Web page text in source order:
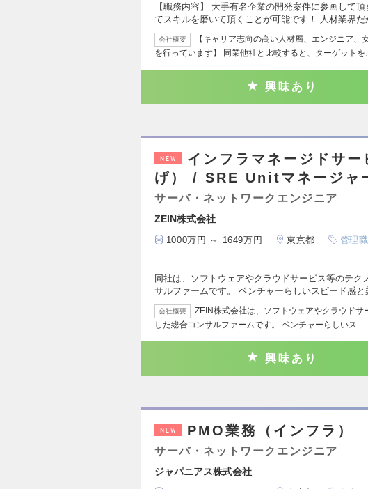
【職務内容】 大手有名企業の開発案件に参画して
てスキルを磨いて頂くことが可能です！ 人材業界だ
会社概要
【キャリア志向の高い人材層、エンジニア、
を行っています】 同業他社と比較すると、ターゲット
興味あり
NEW
インフラマネージドサ
げ） / SRE Unitマネージャ
サーバ・ネットワークエンジニア
ZEIN株式会社
1000万円 ～ 1649万円 東京都 管理
同社は、ソフトウェアやクラウドサービス等のテク
サルファームです。 ベンチャーらしいスピード感と
会社概要
ZEIN株式会社は、ソフトウェアやクラウドサ
した総合コンサルファームです。 ベンチャーらしいス…
興味あり
NEW PMO業務（インフラ）
サーバ・ネットワークエンジニア
ジャパニアス株式会社